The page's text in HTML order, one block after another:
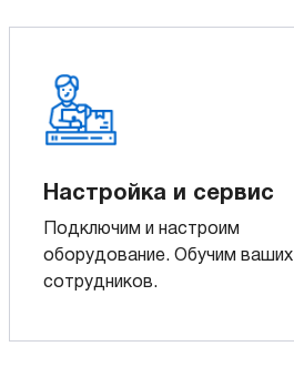
Настройка и сервис
Подключим и настроим
оборудование. Обучим ваших
сотрудников.